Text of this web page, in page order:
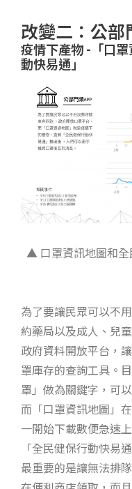
改變二：公部
疫情下產物 -「口
動快易通」
▲ 口罩資訊地圖和全
為了要讓民眾可以不
約藥局以及成人、兒
政府資料開放平台，
罩庫存的查詢工具。
罩」做為關鍵字，可
而「口罩資訊地圖」
一開始下載數便急速
「全民健保行動快易
最重要的是讓無法排